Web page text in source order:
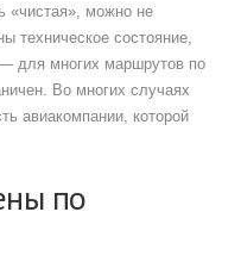
«чистая», можно не
техническое состояние,
для многих маршрутов по
Во многих случаях
авиакомпании, которой
по